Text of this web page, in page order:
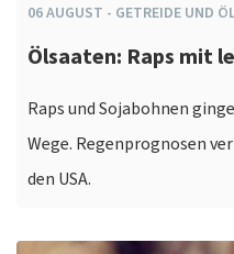
06AUGUST - GETREIDE UND
Ölsaaten: Raps mit
Raps und Sojabohnen
Wege. Regenprognosen
den USA.